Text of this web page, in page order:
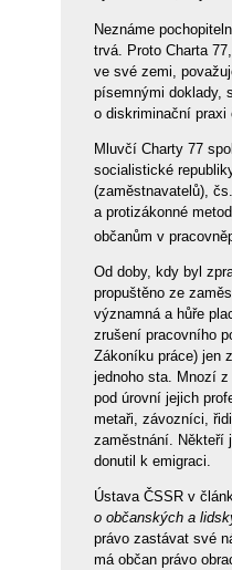
Neznáme
trvá. Proto Charta
ve své zemi,
písemnými doklady,
o diskriminační praxi
Mluvčí Charty 77
socialistické
(zaměstnavatelů),
a protizákonné
občanům v
Od doby, kdy byl
propuštěno ze
významná a hůře
zrušení pracovního
Zákoníku práce) jen
jednoho sta. Mnozí
pod úrovní jejich
metaři, závozníci,
zaměstnání. Někteří
donutil k emigraci.
Ústava ČSSR v
o občanských a
právo zastávat své
má občan právo